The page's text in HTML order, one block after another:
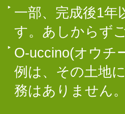
一部、完成後1
す。あしからず
O-uccino(オウチ
例は、その土地
務はありません。